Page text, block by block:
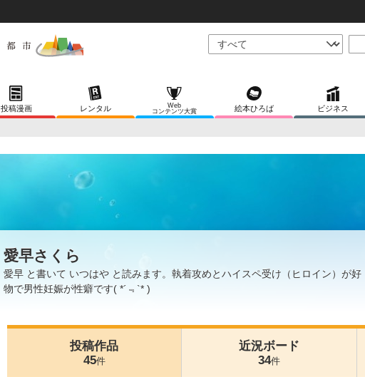
投稿漫画 レンタル
Web
コンテンツ大賞
絵本ひろば ビジネス
愛早さくら
愛早 と書いて いつはや と読みます。執着攻めとハイスペ受け（ヒロイン）が好
物で男性妊娠が性癖です( *´﹃`* )
投稿作品
45件
近況ボード
34件